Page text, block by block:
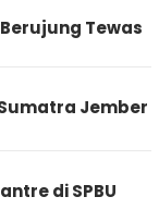
Tewas
Jember
di SPBU